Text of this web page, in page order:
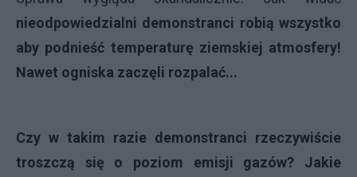
nieodpowiedzialni demonstranci robią wszystko
aby podnieść temperaturę ziemskiej atmosfery!
Nawet ogniska zaczęli rozpalać...
Czy w takim razie demonstranci rzeczywiście
troszczą się o poziom emisji gazów? Jakie